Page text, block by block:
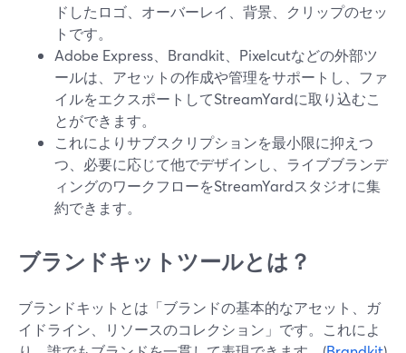
ドしたロゴ、オーバーレイ、背景、クリップのセッ
トです。
Adobe Express、Brandkit、Pixelcutなどの外部ツ
ールは、アセットの作成や管理をサポートし、ファ
イルをエクスポートしてStreamYardに取り込むこ
とができます。
これによりサブスクリプションを最小限に抑えつ
つ、必要に応じて他でデザインし、ライブブランデ
ィングのワークフローをStreamYardスタジオに集
約できます。
ブランドキットツールとは？
ブランドキットとは「ブランドの基本的なアセット、ガ
イドライン、リソースのコレクション」です。これによ